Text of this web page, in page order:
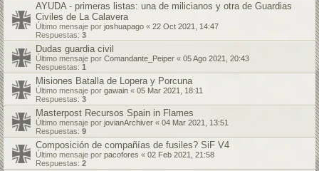
AYUDA - primeras listas: una de milicianos y otra de Guardias
Civiles de La Calavera
Último mensaje por joshuapago « 22 Oct 2021, 14:47
Respuestas: 3
Dudas guardia civil
Último mensaje por Comandante_Peiper « 05 Ago 2021, 20:43
Respuestas: 1
Misiones Batalla de Lopera y Porcuna
Último mensaje por gawain « 05 Mar 2021, 18:11
Respuestas: 3
Masterpost Recursos Spain in Flames
Último mensaje por jovianArchiver « 04 Mar 2021, 13:51
Respuestas: 9
Composición de compañías de fusiles? SiF V4
Último mensaje por pacofores « 02 Feb 2021, 21:58
Respuestas: 2